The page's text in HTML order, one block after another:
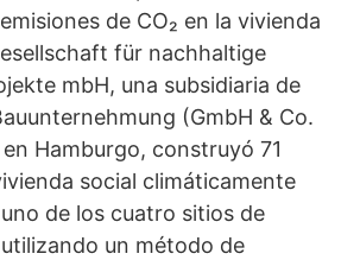
de CO₂ en la vivienda
für nachhaltige
mbH, una subsidiaria de
(GmbH & Co.
Hamburgo, construyó 71
social climáticamente
de los cuatro sitios de
un método de